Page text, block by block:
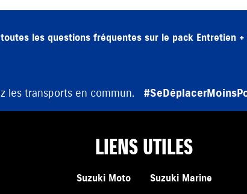
les questions fréquentes sur le pack Entretien +
les transports en commun.
LIENS UTILES
Suzuki Moto Suzuki Marine